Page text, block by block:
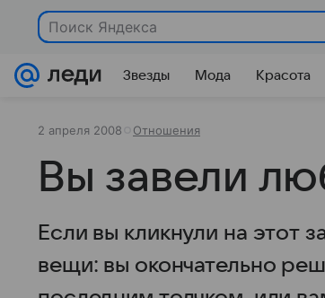
Поиск Яндекса
Звезды Мода Красота
2 апреля 2008 Отношения
Вы завели
Если вы кликнули на этот
вещи: вы окончательно